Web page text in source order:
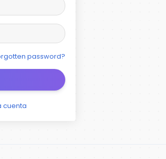
password?
cuenta